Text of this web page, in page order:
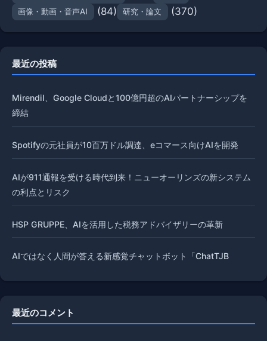
画像・動画・音声AI (84) 研究・論文 (370)
最近の投稿
Mirendil、Google Cloudと100億円超のAIパートナーシップを
締結
Spotifyの元社員が10百万ドル調達、eコマース向けAIを開発
AIが911通報を受ける時代到来！ニューオーリンズの新システム
の利点とリスク
HSP GRUPPE、AIを活用した税務アドバイザリーの革新
AIではなく人間が答える新感覚チャットボット「ChatTJB
最近のコメント